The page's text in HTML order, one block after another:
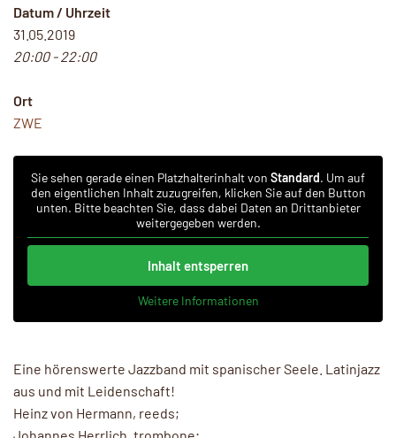
Datum / Uhrzeit
31.05.2019
20:00 - 22:00
Ort
ZWE
Sie sehen gerade einen Platzhalterinhalt von Standard. Um auf
den eigentlichen Inhalt zuzugreifen, klicken Sie auf den Button
unten. Bitte beachten Sie, dass dabei Daten an Drittanbieter
weitergegeben werden.
Inhalt entsperren
Weitere Informationen
Eine hörenswerte Jazzband mit spanischer Seele. Latinjazz
aus und mit Leidenschaft!
Heinz von Hermann, reeds;